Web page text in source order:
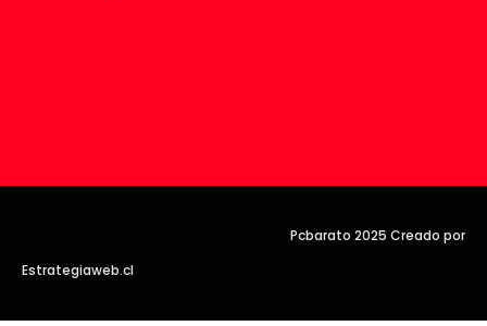
Pcbarato 2025 Creado por
Estrategiaweb.cl